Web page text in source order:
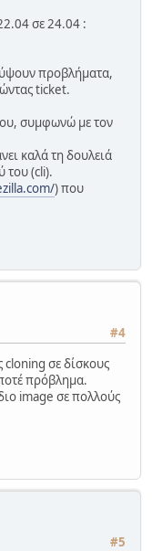
σε 24.04 :
προβλήματα,
ticket.
συμφωνώ με τον
καλά τη δουλειά
του (cli).
) που
#4
cloning σε δίσκους
πρόβλημα.
image σε πολλούς
#5